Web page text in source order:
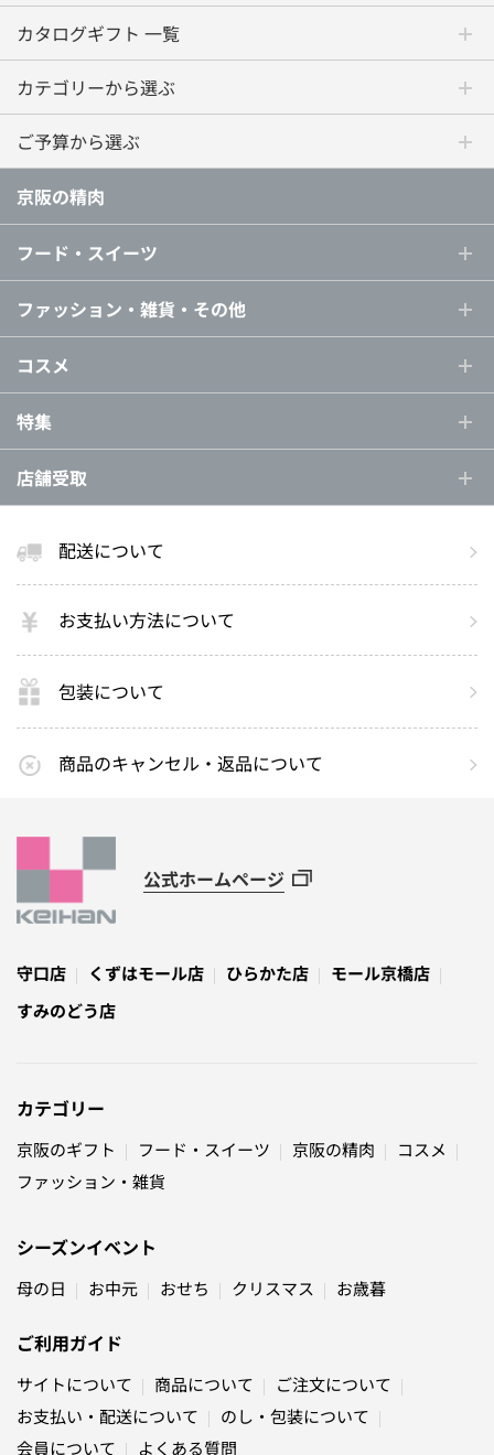
カタログギフト 一覧
カテゴリーから選ぶ
ご予算から選ぶ
京阪の精肉
フード・スイーツ
ファッション・雑貨・その他
コスメ
特集
店舗受取
配送について
お支払い方法について
包装について
商品のキャンセル・返品について
公式ホームページ
守口店 くずはモール店 ひらかた店
モール京橋店
すみのどう店
カテゴリー
京阪のギフト フード・スイーツ 京阪の精肉
コスメ
ファッション・雑貨
シーズンイベント
母の日 お中元 おせち クリスマス お歳暮
ご利用ガイド
サイトについて 商品について
ご注文について
お支払い・配送について
のし・包装について
会員について
よくある質問